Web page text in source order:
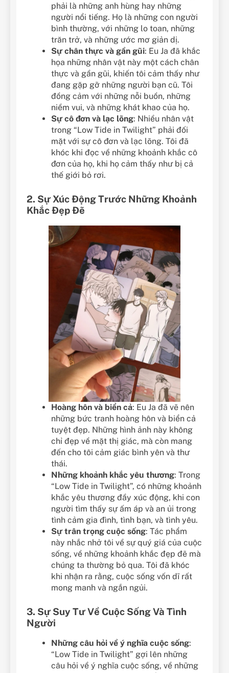
phải là những anh hùng hay những
người nổi tiếng. Họ là những con người
bình thường, với những lo toan, những
trăn trở, và những ước mơ giản dị.
Sự chân thực và gần gũi: Eu Ja đã khắc
họa những nhân vật này một cách chân
thực và gần gũi, khiến tôi cảm thấy như
đang gặp gỡ những người bạn cũ. Tôi
đồng cảm với những nỗi buồn, những
niềm vui, và những khát khao của họ.
Sự cô đơn và lạc lõng: Nhiều nhân vật
trong “Low Tide in Twilight” phải đối
mặt với sự cô đơn và lạc lõng. Tôi đã
khóc khi đọc về những khoảnh khắc cô
đơn của họ, khi họ cảm thấy như bị cả
thế giới bỏ rơi.
2. Sự Xúc Động Trước Những Khoảnh
Khắc Đẹp Đẽ
Hoàng hôn và biển cả: Eu Ja đã vẽ nên
những bức tranh hoàng hôn và biển cả
tuyệt đẹp. Những hình ảnh này không
chỉ đẹp về mặt thị giác, mà còn mang
đến cho tôi cảm giác bình yên và thư
thái.
Những khoảnh khắc yêu thương: Trong
“Low Tide in Twilight”, có những khoảnh
khắc yêu thương đầy xúc động, khi con
người tìm thấy sự ấm áp và an ủi trong
tình cảm gia đình, tình bạn, và tình yêu.
Sự trân trọng cuộc sống: Tác phẩm
này nhắc nhở tôi về sự quý giá của cuộc
sống, về những khoảnh khắc đẹp đẽ mà
chúng ta thường bỏ qua. Tôi đã khóc
khi nhận ra rằng, cuộc sống vốn dĩ rất
mong manh và ngắn ngủi.
3. Sự Suy Tư Về Cuộc Sống Và Tình
Người
Những câu hỏi về ý nghĩa cuộc sống:
“Low Tide in Twilight” gợi lên những
câu hỏi về ý nghĩa cuộc sống, về những